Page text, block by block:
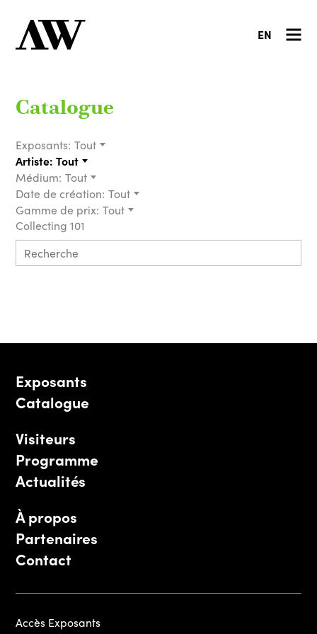
EN
Catalogue
Exposants: Tout
Artiste: Tout
Médium: Tout
Date de création: Tout
Gamme de prix: Tout
Collecting 101
Exposants
Catalogue
Visiteurs
Programme
Actualités
À propos
Partenaires
Contact
Accès Exposants